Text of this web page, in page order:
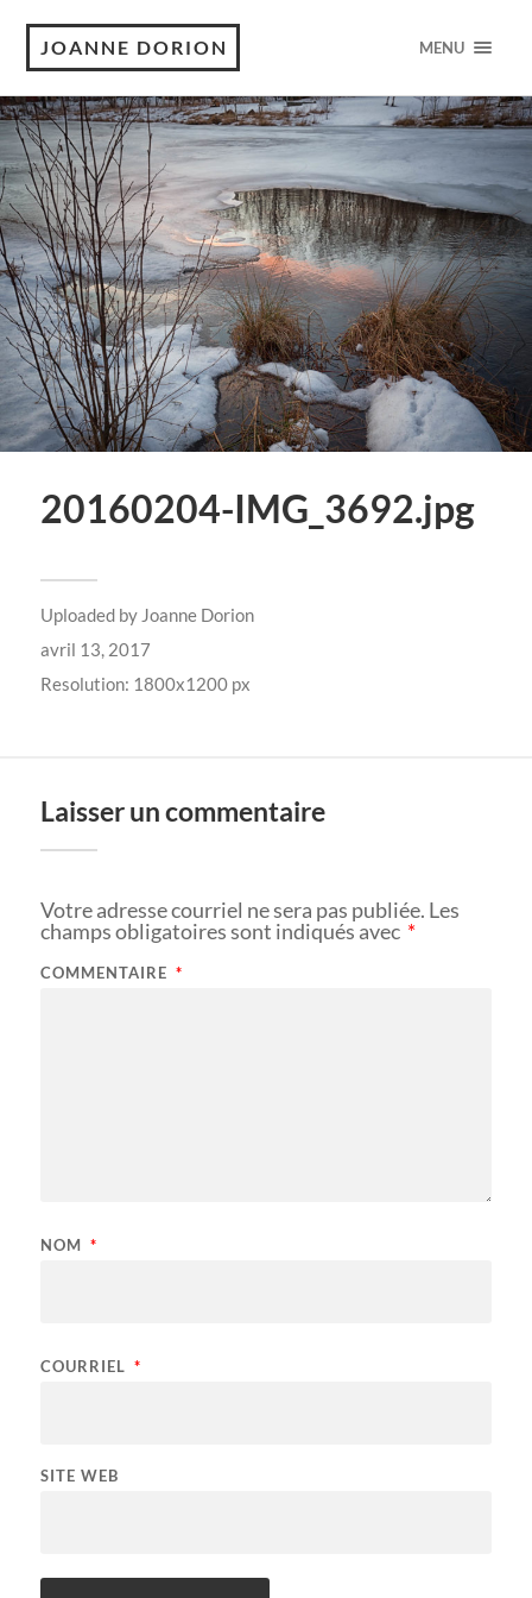
JOANNE DORION MENU
20160204-IMG_3692.jpg
Uploaded by Joanne Dorion
avril 13, 2017
Resolution: 1800x1200 px
Laisser un commentaire
Votre adresse courriel ne sera pas publiée. Les
champs obligatoires sont indiqués avec *
COMMENTAIRE *
NOM *
COURRIEL *
SITE WEB